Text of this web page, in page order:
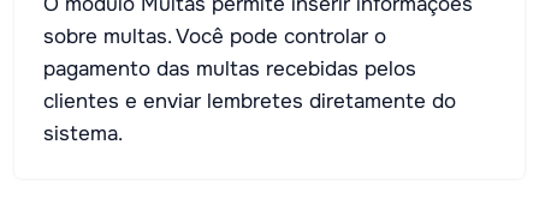
sobre multas. Você pode controlar o
pagamento das multas recebidas pelos
clientes e enviar lembretes diretamente do
sistema.